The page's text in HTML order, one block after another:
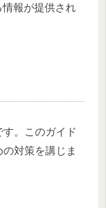
報が提供され
。このガイド
対策を講じま